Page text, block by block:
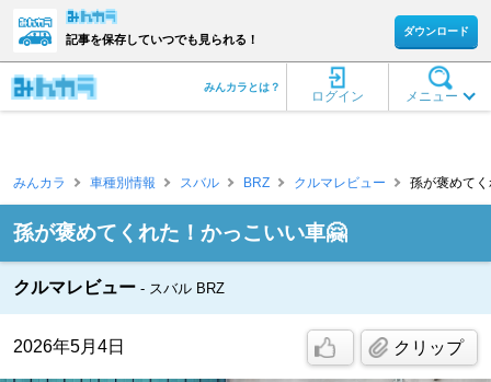
記事を保存していつでも見られる！
ダウンロード
メニュー
ログイン
みんカラとは？
みんカラ 車種別情報 スバル BRZ クルマレビュー 孫が褒めて
孫が褒めてくれた！かっこいい車🤗
クルマレビュー スバル BRZ
2026年5月4日 クリップ